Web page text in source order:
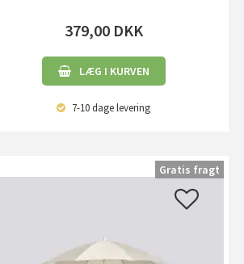
379,00 DKK
LÆG I KURVEN
7-10 dagelevering
Gratis fragt